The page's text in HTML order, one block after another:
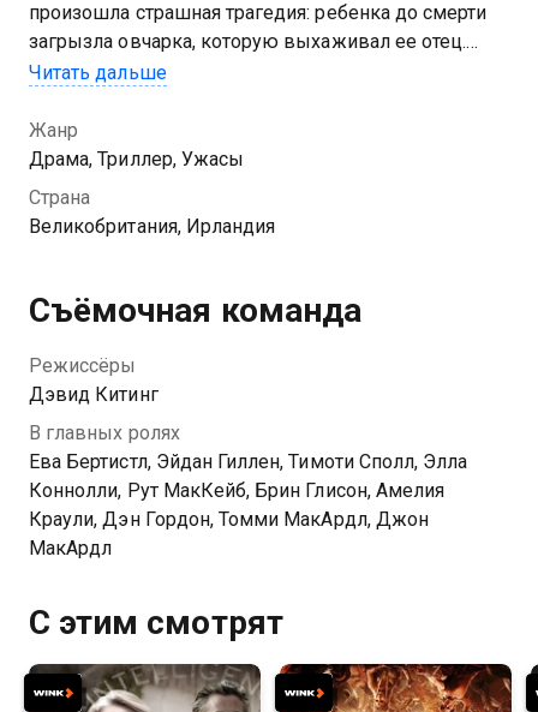
произошла страшная трагедия: ребенка до смерти
загрызла овчарка, которую выхаживал ее отец.
Родители, раздавленные горем, переезжают в
таинственном лесу за городом местные жители
совершают странный обряд воскрешения, на три
дня возвращая покойников к жизни. В обмен на
клятву отца навсегда остаться в ВейкВуде, дочку
его воскрешают. Тогда никто еще не знал, сколько
зомби…
Читать дальше
Жанр
Драма, Триллер, Ужасы
Страна
Великобритания, Ирландия
Съёмочная команда
Режиссёры
Дэвид Китинг
В главных ролях
Ева Бертистл, Эйдан Гиллен, Тимоти Сполл, Элла
Коннолли, Рут МакКейб, Брин Глисон, Амелия
Краули, Дэн Гордон, Томми МакАрдл, Джон
МакАрдл
С этим смотрят